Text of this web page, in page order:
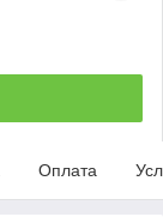
Оплата